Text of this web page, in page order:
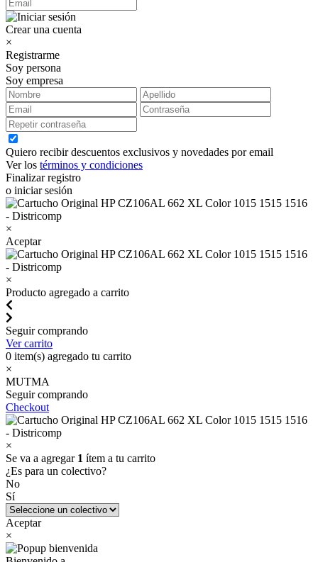
Crear una cuenta
×
Registrarme
Soy persona
Soy empresa
Quiero recibir descuentos exclusivos y novedades por email
Ver los términos y condiciones
Finalizar registro
o iniciar sesión
×
Aceptar
×
Producto agregado a carrito
Seguir comprando
Ver carrito
0 item(s) agregado tu carrito
×
MUTMA
Seguir comprando
Checkout
×
Se va a agregar 1 ítem a tu carrito
¿Es para un colectivo?
No
Sí
Aceptar
×